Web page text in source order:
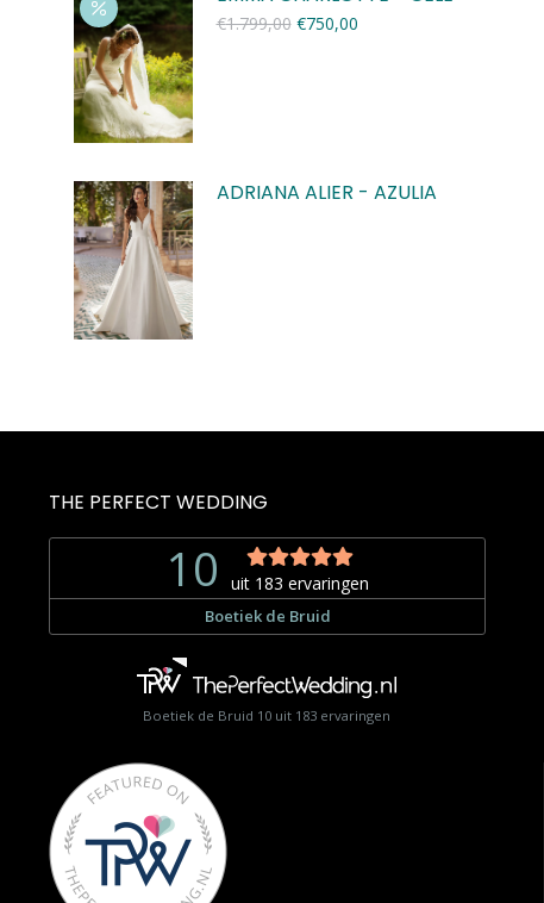
€1.799,00 Oorspronkelijke
€750,00Huidige
ADRIANA ALIER - AZULIA
THE PERFECT WEDDING
Boetiek de Bruid 10uit 183ervaringen